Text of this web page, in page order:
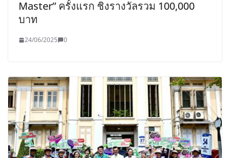
Master” ครั้งแรก ชิงรางวัลรวม 100,000
บาท
24/06/2025 0